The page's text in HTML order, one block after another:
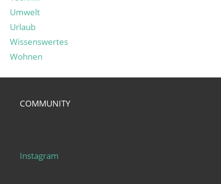
Umwelt
Urlaub
Wissenswertes
Wohnen
COMMUNITY
Instagram